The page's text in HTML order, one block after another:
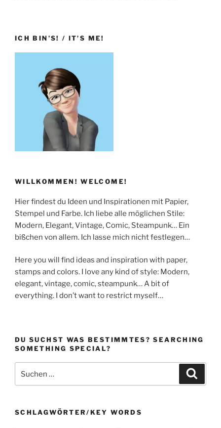
ICH BIN’S! / IT’S ME!
WILLKOMMEN! WELCOME!
Hier findest du Ideen und Inspirationen mit Papier,
Stempel und Farbe. Ich liebe alle möglichen Stile:
Modern, Elegant, Vintage, Comic, Steampunk… Ein
bißchen von allem. Ich lasse mich nicht festlegen…
Here you will find ideas and inspiration with paper,
stamps and colors. I love any kind of style: Modern,
elegant, vintage, comic, steampunk… A bit of
everything. I don’t want to restrict myself…
DU SUCHST WAS BESTIMMTES? SEARCHING
SOMETHING SPECIAL?
nach:
SCHLAGWÖRTER/KEY WORDS